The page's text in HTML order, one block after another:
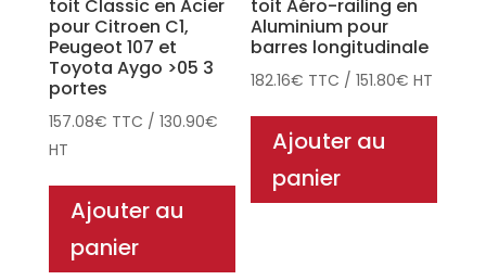
toit Classic en Acier
pour Citroen C1,
Peugeot 107 et
Toyota Aygo >05 3
portes
157.08€ TTC / 130.90€
HT
Ajouter au
panier
toit Aéro-railing en
Aluminium pour
barres longitudinale
182.16€ TTC /151.80€ HT
Ajouter au
panier